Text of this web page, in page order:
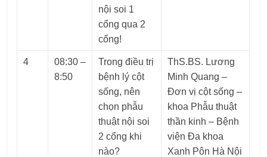
nội soi 1
cổng qua 2
cổng!
4
08:30 –
8:50
Trong điều trị
bệnh lý cột
sống, nên
chọn phẫu
thuật nội soi
2 cổng khi
nào?
ThS.BS. Lương
Minh Quang –
Đơn vị cột sống –
khoa Phẫu thuật
thần kinh – Bệnh
viện Đa khoa
Xanh Pôn Hà Nội